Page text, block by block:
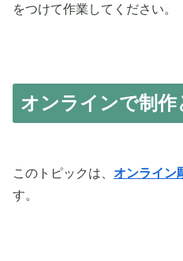
をつけて作業してください。
オンラインで制作
このトピックは、 オンライン
す。